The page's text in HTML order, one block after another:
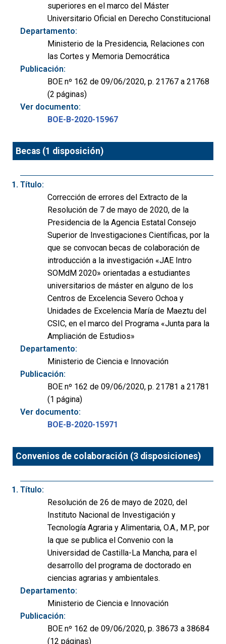
superiores en el marco del Máster
Universitario Oficial en Derecho Constitucional
Departamento:
Ministerio de la Presidencia, Relaciones con
las Cortes y Memoria Democrática
Publicación:
BOE nº 162 de 09/06/2020, p. 21767 a 21768
(2 páginas)
Ver documento:
BOE-B-2020-15967
Becas (1 disposición)
Título:
Corrección de errores del Extracto de la
Resolución de 7 de mayo de 2020, de la
Presidencia de la Agencia Estatal Consejo
Superior de Investigaciones Científicas, por la
que se convocan becas de colaboración de
introducción a la investigación «JAE Intro
SOMdM 2020» orientadas a estudiantes
universitarios de máster en alguno de los
Centros de Excelencia Severo Ochoa y
Unidades de Excelencia María de Maeztu del
CSIC, en el marco del Programa «Junta para la
Ampliación de Estudios»
Departamento:
Ministerio de Ciencia e Innovación
Publicación:
BOE nº 162 de 09/06/2020, p. 21781 a 21781
(1 página)
Ver documento:
BOE-B-2020-15971
Convenios de colaboración (3 disposiciones)
Título:
Resolución de 26 de mayo de 2020, del
Instituto Nacional de Investigación y
Tecnología Agraria y Alimentaria, O.A., M.P., por
la que se publica el Convenio con la
Universidad de Castilla-La Mancha, para el
desarrollo del programa de doctorado en
ciencias agrarias y ambientales.
Departamento:
Ministerio de Ciencia e Innovación
Publicación:
BOE nº 162 de 09/06/2020, p. 38673 a 38684
(12 páginas)